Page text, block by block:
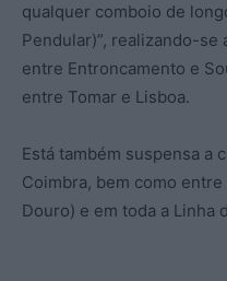
qualquer comboio de
Pendular)”, realizando-se
entre Entroncamento e
entre Tomar e Lisboa.
Está também suspensa a
Coimbra, bem como
Douro) e em toda a Linha